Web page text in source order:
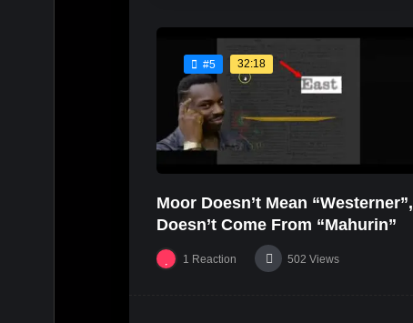
#5 32:18
Moor Doesn’t Mean “Westerner”,
Doesn’t Come From “Mahurin”
1 Reaction 502 Views